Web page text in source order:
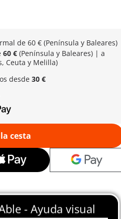
de 60 € (Península y Baleares)
60 €(Península y Baleares) | a
Ceuta y Melilla)
desde 30 €
cesta